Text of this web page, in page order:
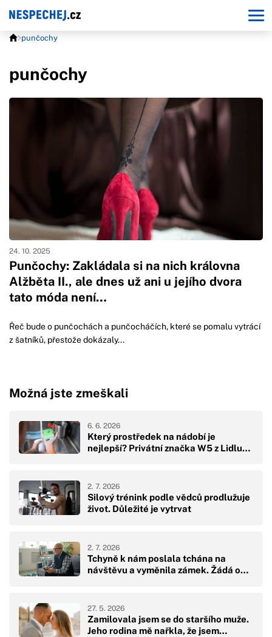
punčochy
punčochy
Punčochy: Zakládala si na nich královna
Alžběta II., ale dnes už ani u jejího dvora
tato móda není…
24. 10. 2025
Řeč bude o punčochách a punčocháčích, které se pomalu vytrácí
z šatníků, přestože dokázaly...
Možná jste zmeškali
Který prostředek na nádobí je
nejlepší? Privátní značka W5 z Lidlu…
6. 6. 2026
Silový trénink podle vědců prodlužuje
život. Důležité je vytrvat
2. 7. 2026
Tchyně k nám poslala tchána na
návštěvu a vyměnila zámek. Žádá o…
2. 7. 2026
Zamilovala jsem se do staršího muže.
Jeho rodina mě nařkla, že jsem…
27. 5. 2026